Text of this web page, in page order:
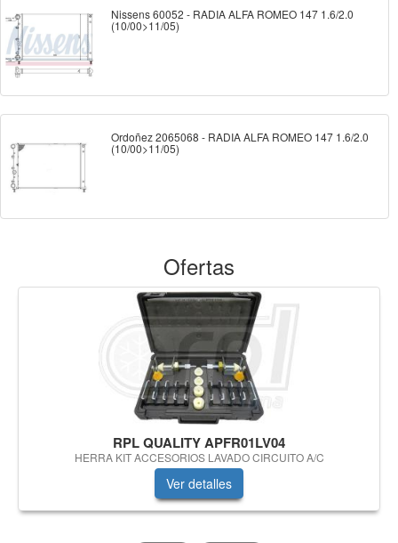
Nissens 60052 - RADIA ALFA ROMEO 147 1.6/2.0
(10/00>11/05)
Ordoñez 2065068 - RADIA ALFA ROMEO 147 1.6/2.0
(10/00>11/05)
Ofertas
RPL QUALITY APFR01LV04
HERRA KIT ACCESORIOS LAVADO CIRCUITO A/C
Ver detalles